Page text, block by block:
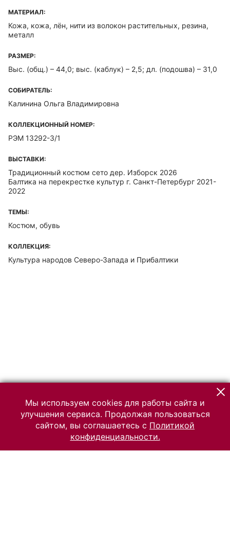
МАТЕРИАЛ:
Кожа, кожа, лён, нити из волокон растительных, резина,
металл
РАЗМЕР:
Выс. (общ.) – 44,0; выс. (каблук) – 2,5; дл. (подошва) – 31,0
СОБИРАТЕЛЬ:
Калинина Ольга Владимировна
КОЛЛЕКЦИОННЫЙ НОМЕР:
РЭМ 13292-3/1
ВЫСТАВКИ:
Традиционный костюм сето дер. Изборск 2026
Балтика на перекрестке культур г. Санкт-Петербург 2021-
2022
ТЕМЫ:
Костюм, обувь
КОЛЛЕКЦИЯ:
Культура народов Северо-Запада и Прибалтики
Мы используем cookies для работы сайта и
улучшения сервиса. Продолжая пользоваться
сайтом, вы соглашаетесь с Политикой
конфиденциальности.